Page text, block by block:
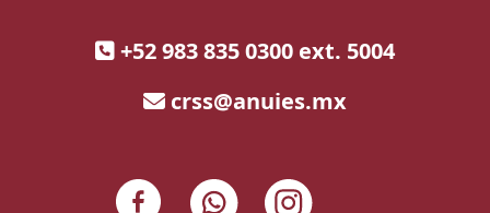
+52 983 835 0300 ext. 5004
crss@anuies.mx